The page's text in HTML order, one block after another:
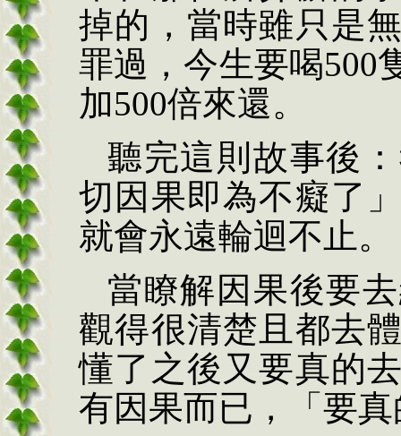
掉的，當時雖只是
罪過，今生要喝500
加500倍來還。
聽完這則故事後
切因果即為不癡了
就會永遠輪迴不止。
當瞭解因果後要
觀得很清楚且都去
懂了之後又要真的
有因果而已，「要